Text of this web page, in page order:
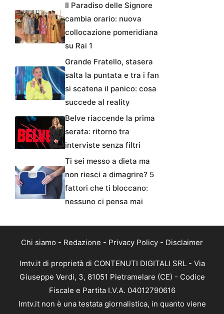
Il Paradiso delle Signore
cambia orario: nuova
collocazione pomeridiana
su Rai 1
Grande Fratello, stasera
salta la puntata e tra i fan
si scatena il panico: cosa
succede al reality
Belve riaccende la prima
serata: ritorno tra
interviste senza filtri
Ti sei messo a dieta ma
non riesci a dimagrire? 5
fattori che ti bloccano:
nessuno ci pensa mai
Chi siamo - Redazione - Privacy Policy - Disclaimer
Imtv.it di proprietà di CONTENUTI DIGITALI SRL - Via
Giuseppe Verdi, 3, 81051 Pietramelare (CE) - Codice
Fiscale e Partita I.V.A. 04012790616
Imtv.it non è una testata giornalistica, in quanto viene